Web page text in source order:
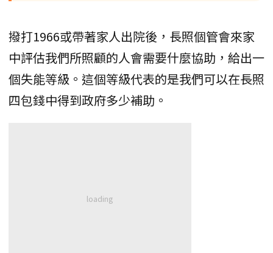
撥打1966或帶著家人出院後，長照個管會來家
中評估我們所照顧的人會需要什麼協助，給出一
個失能等級。這個等級代表的是我們可以在長照
四包錢中得到政府多少補助。